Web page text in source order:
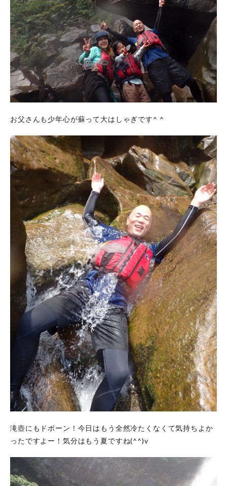
お父さんも少年心が蘇って大はしゃぎです^ ^
滝壺にもドボーン！今日はもう全然冷たくなくて気持ちよか
ったですよー！気分はもう夏ですね(^^)v